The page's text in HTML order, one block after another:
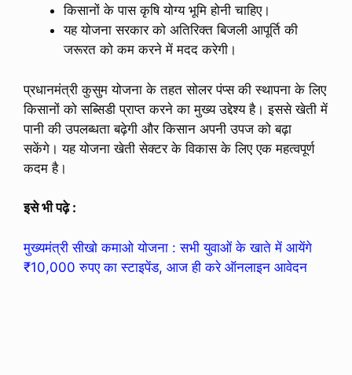
किसानों के पास कृषि योग्य भूमि होनी चाहिए।
यह योजना सरकार को अतिरिक्त बिजली आपूर्ति की
जरूरत को कम करने में मदद करेगी।
प्रधानमंत्री कुसुम योजना के तहत सोलर पंप्स की स्थापना के लिए
किसानों को सब्सिडी प्राप्त करने का मुख्य उद्देश्य है। इससे खेती में
पानी की उपलब्धता बढ़ेगी और किसान अपनी उपज को बढ़ा
सकेंगे। यह योजना खेती सेक्टर के विकास के लिए एक महत्वपूर्ण
कदम है।
इसे भी पढ़े :
मुख्यमंत्री सीखो कमाओ योजना : सभी युवाओं के खाते में आयेंगे
₹10,000 रुपए का स्टाइपेंड, आज ही करे ऑनलाइन आवेदन